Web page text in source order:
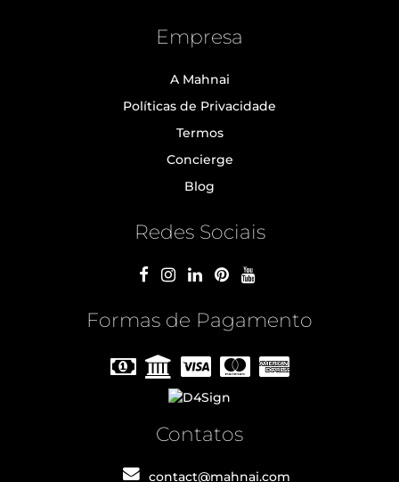
Empresa
A Mahnai
Políticas de Privacidade
Termos
Concierge
Blog
Redes Sociais
Formas de Pagamento
Contatos
contact@mahnai.com